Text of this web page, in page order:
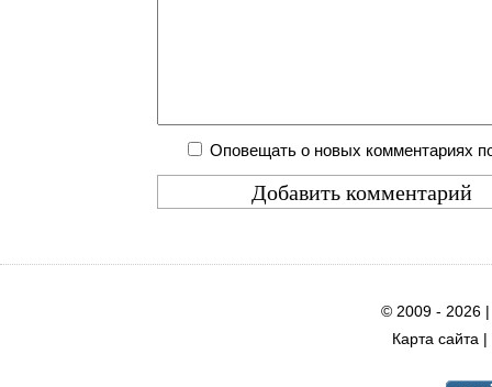
Оповещать о новых комментариях
© 2009 - 2026
Карта сайта